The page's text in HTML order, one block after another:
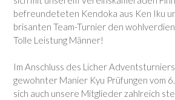
befreundeteten Kendoka aus Ken Iku
brisanten Team-Turnier den
Tolle Leistung Männer!
Im Anschluss des Licher
gewohnter Manier Kyu Prüfungen vom
sich auch unsere Mitglieder zahlreich